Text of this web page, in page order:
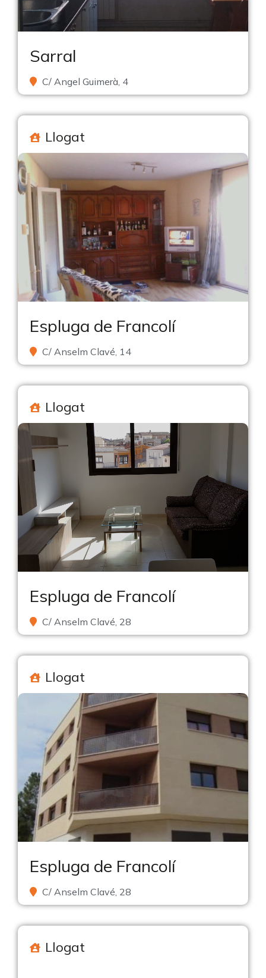
Sarral
C/ Angel Guimerà, 4
Llogat
Espluga de Francolí
C/ Anselm Clavé, 14
Llogat
Espluga de Francolí
C/ Anselm Clavé, 28
Llogat
Espluga de Francolí
C/ Anselm Clavé, 28
Llogat